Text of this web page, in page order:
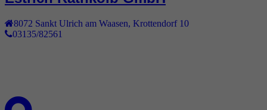
8072 Sankt Ulrich am Waasen, Krottendorf 10
03135/82561